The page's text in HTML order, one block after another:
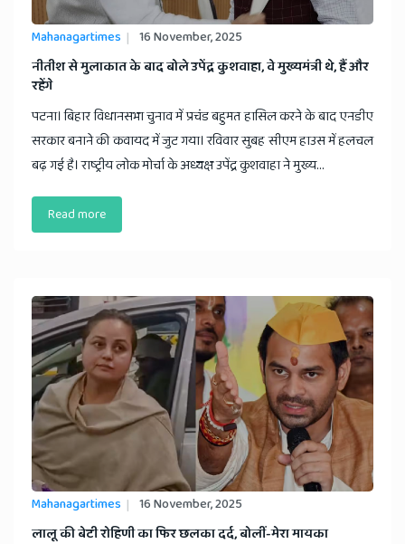
Mahanagartimes 16 November, 2025
नीतीश से मुलाकात के बाद बोले उपेंद्र कुशवाहा, वे मुख्यमंत्री थे, हैं और
रहेंगे
पटना। बिहार विधानसभा चुनाव में प्रचंड बहुमत हासिल करने के बाद एनडीए
सरकार बनाने की कवायद में जुट गया। रविवार सुबह सीएम हाउस में हलचल
बढ़ गई है। राष्ट्रीय लोक मोर्चा के अध्यक्ष उपेंद्र कुशवाहा ने मुख्य...
Read more
Mahanagartimes 16 November, 2025
​लालू की बेटी रोहिणी का फिर छलका दर्द, बोलीं-मेरा मायका